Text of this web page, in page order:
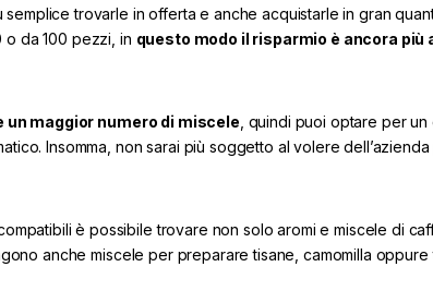
trovarle in offerta e anche acquistarle in gran
da 100 pezzi, in questo modo il risparmio è ancora più
un maggior numero di miscele , quindi puoi optare per
Insomma, non sarai più soggetto al volere dell’azienda
è possibile trovare non solo aromi e miscele di
anche miscele per preparare tisane, camomilla oppure